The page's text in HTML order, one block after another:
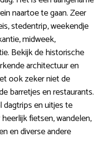
naartoe te gaan. Zeer
stedentrip, weekendje
midweek,
Bekijk de historische
architectuur en
ook zeker niet de
barretjes en restaurants.
dagtrips en uitjes te
fietsen, wandelen,
en diverse andere